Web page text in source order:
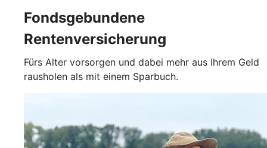
Fondsgebundene
Rentenversicherung
Fürs Alter vorsorgen und dabei mehr aus Ihrem Geld
rausholen als mit einem Sparbuch.